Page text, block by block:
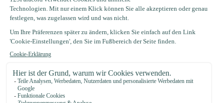
Produktbeschreibung
Eigenschaften
Zuletzt angesehen